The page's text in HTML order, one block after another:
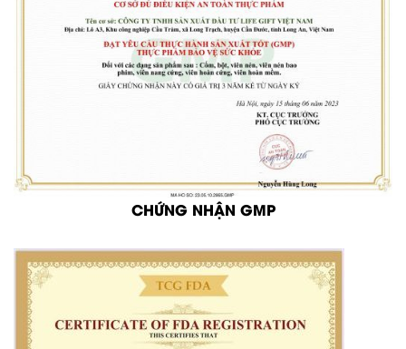
CHỨNG NHẬN GMP